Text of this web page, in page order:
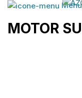
Menu
MOTOR